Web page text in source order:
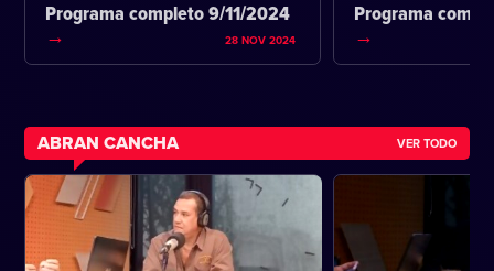
Programa completo 9/11/2024
28 NOV 2024
Programa
ABRAN CANCHA VER TODO